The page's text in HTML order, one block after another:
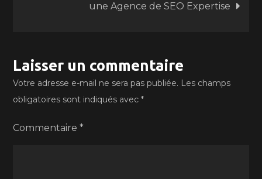
l’articleune Agence de SEO Expertise
Laisser un commentaire
Votre adresse e-mail ne sera pas publiée. Les champs
obligatoires sont indiqués avec*
Commentaire*